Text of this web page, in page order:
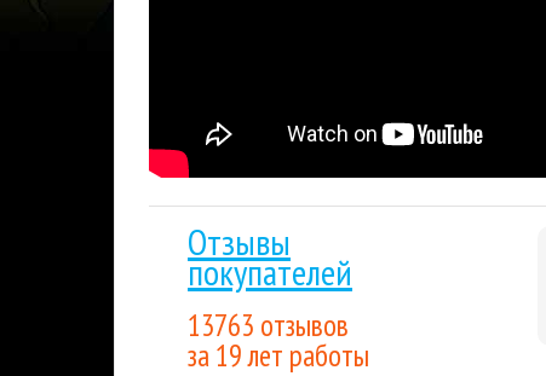
Отзывы
покупателей
13763 отзывов
за 19 лет работы